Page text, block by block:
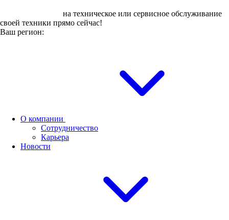
на техническое или сервисное обслуживание
своей техники прямо сейчас!
Ваш регион:
О компании
Сотрудничество
Карьера
Новости